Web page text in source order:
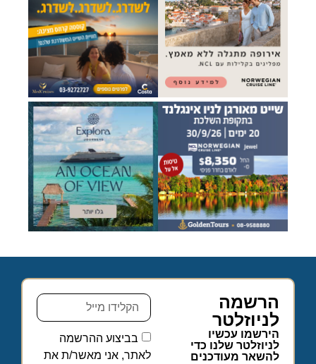
הרשמה
לניוזלטר
הירשמו עכשיו
לניוזלטר שלנו כדי
להשאר מעודכנים
בביצוע ההרשמה
לאתר, אני מאשר/ת את